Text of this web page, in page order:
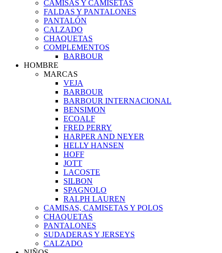
CAMISAS Y CAMISETAS
FALDAS Y PANTALONES
PANTALÓN
CALZADO
CHAQUETAS
COMPLEMENTOS
BARBOUR
HOMBRE
MARCAS
VEJA
BARBOUR
BARBOUR INTERNACIONAL
BENSIMON
ECOALF
FRED PERRY
HARPER AND NEYER
HELLY HANSEN
HOFF
JOTT
LACOSTE
SILBON
SPAGNOLO
RALPH LAUREN
CAMISAS, CAMISETAS Y POLOS
CHAQUETAS
PANTALONES
SUDADERAS Y JERSEYS
CALZADO